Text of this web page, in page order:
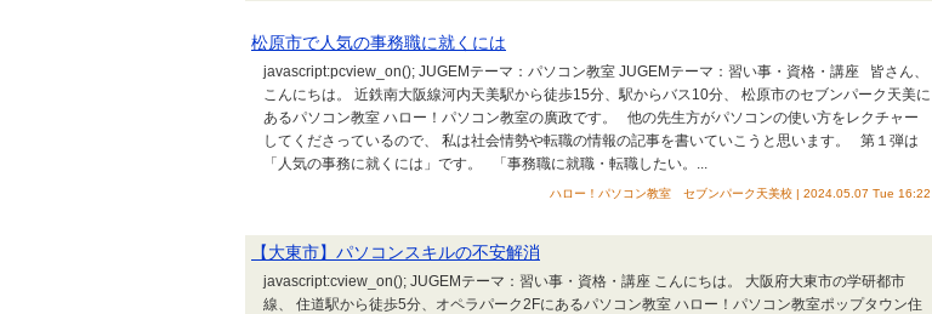
松原市で人気の事務職に就くには
javascript:pcview_on(); JUGEMテーマ：パソコン教室 JUGEMテーマ：習い事・資格・講座 皆さん、
こんにちは。 近鉄南大阪線河内天美駅から徒歩15分、駅からバス10分、 松原市のセブンパーク天美に
あるパソコン教室 ハロー！パソコン教室の廣政です。 他の先生方がパソコンの使い方をレクチャー
してくださっているので、 私は社会情勢や転職の情報の記事を書いていこうと思います。 第１弾は
「人気の事務に就くには」です。 「事務職に就職・転職したい。...
ハロー！パソコン教室 セブンパーク天美校 | 2024.05.07 Tue 16:22
【大東市】パソコンスキルの不安解消
javascript:cview_on(); JUGEMテーマ：習い事・資格・講座 こんにちは。 大阪府大東市の学研都市
線、 住道駅から徒歩5分、オペラパーク2Fにあるパソコン教室 ハロー！パソコン教室ポップタウン住